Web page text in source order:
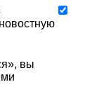
вы